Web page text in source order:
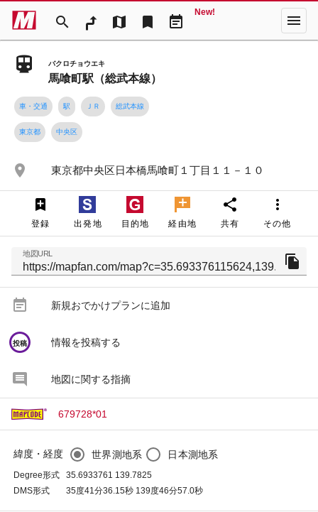
search map bookmark event_note
New! menu
バクロチョウエキ
馬喰町駅（総武本線）
車・交通 駅 ＪＲ 総武本線
東京都 中央区
place 東京都中央区日本橋馬喰町１丁目１１－１０
登録 出発地 目的地 経由地
share
共有
more_vert
その他
地図URL file_copy
event_note 新規おでかけプランに追加
circle
投稿 情報を投稿する
地図に関する指摘
679728*01
緯度・経度 世界測地系 日本測地系
Degree形式
35.6933761 139.7825
DMS形式
35度41分36.15秒 139度46分57.0秒